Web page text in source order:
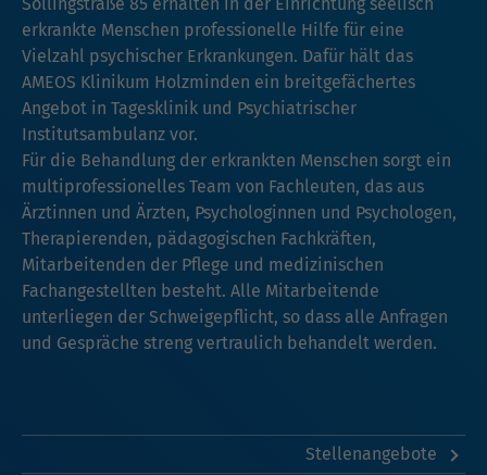
Sollingstraße 85 erhalten in der Einrichtung seelisch
erkrankte Menschen professionelle Hilfe für eine
Vielzahl psychischer Erkrankungen. Dafür hält das
AMEOS Klinikum Holzminden ein breitgefächertes
Angebot in Tagesklinik und Psychiatrischer
Institutsambulanz vor.
Für die Behandlung der erkrankten Menschen sorgt ein
multiprofessionelles Team von Fachleuten, das aus
Ärztinnen und Ärzten, Psychologinnen und Psychologen,
Therapierenden, pädagogischen Fachkräften,
Mitarbeitenden der Pflege und medizinischen
Fachangestellten besteht. Alle Mitarbeitende
unterliegen der Schweigepflicht, so dass alle Anfragen
und Gespräche streng vertraulich behandelt werden.
Stellenangebote